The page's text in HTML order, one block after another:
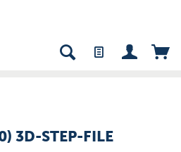
3D-STEP-FILE